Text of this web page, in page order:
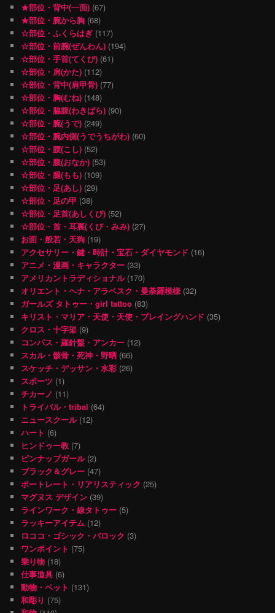
★部位・背中(一面) (67)
★部位・腕から胸 (68)
☆部位・ふくらはぎ (117)
☆部位・前腕(ぜんわん) (194)
☆部位・手首(てくび) (61)
☆部位・肩(かた) (112)
☆部位・背中(肩甲骨) (77)
☆部位・胸(むね) (148)
☆部位・脇腹(わきばら) (90)
☆部位・腕(うで) (249)
☆部位・腕内側(うでうちがわ) (60)
☆部位・腰(こし) (52)
☆部位・腹(おなか) (53)
☆部位・腿(もも) (109)
☆部位・足(あし) (29)
☆部位・足の甲 (38)
☆部位・足首(あしくび) (52)
☆部位・首・耳裏(くび・みみ) (27)
お面・般若・天狗 (19)
アクセサリー・鍵・時計・宝石・ダイヤモンド (16)
アニメ・漫画・キャラクター (33)
アメリカントラディショナル(170)
オリエント・ヘナ・アラベスク・曼荼羅模様 (32)
ガールズ タトゥー・girl tattoo (83)
キリスト・マリア・天使・天使・プレイングハンド (35)
クロス・十字架 (9)
コンパス・羅針盤・アンカー (12)
スカル・骸骨・死神・野晒 (66)
スケッチ・デッサン・水彩 (26)
スポーツ (1)
チカーノ (11)
トライバル・tribal (64)
ニュースクール(12)
ハート (6)
ヒンドゥー教 (7)
ピンナップガール(2)
ブラック＆グレー (47)
ポートレート・リアリスティック (25)
マグヌス デザイン (39)
ラインワーク・線タトゥー (5)
ラッキーアイテム (12)
ロココ・ゴシック・バロック (3)
ワンポイント (75)
乗り物 (18)
仕事道具 (6)
動物・ペット (131)
和彫り (75)